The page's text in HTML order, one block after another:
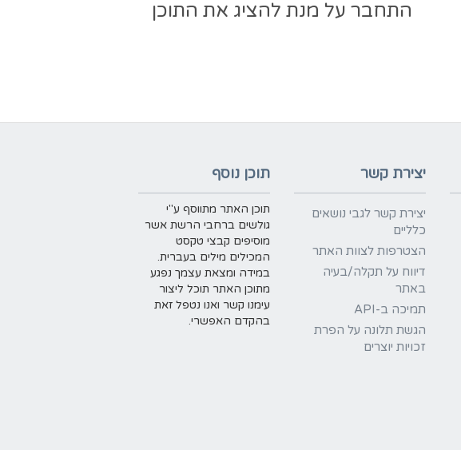
התחבר על מנת להציג את התוכן
יצירת קשר
יצירת קשר לגבי נושאים
כלליים
הצטרפות לצוות האתר
דיווח על תקלה/בעיה
באתר
תמיכה ב-API
הגשת תלונה על הפרת
זכויות יוצרים
תוכן נוסף
תוכן האתר מתווסף ע"י
גולשים ברחבי הרשת אשר
מוסיפים קבצי טקסט
המכילים מילים בעברית.
במידה ומצאת עצמך נפגע
מתוכן האתר תוכל ליצור
עימנו קשר ואנו נטפל זאת
בהקדם האפשרי.